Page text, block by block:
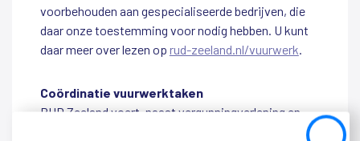
voorbehouden aan gespecialiseerde bedrijven, die
daar onze toestemming voor nodig hebben. U kunt
daar meer over lezen op rud-zeeland.nl/vuurwerk.
Coördinatie vuurwerktaken
RUD Zeeland voert, naast vergunningverlening en